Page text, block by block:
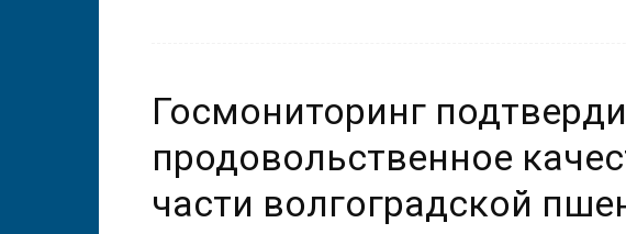
Госмониторинг
продовольственное
части волгоградской